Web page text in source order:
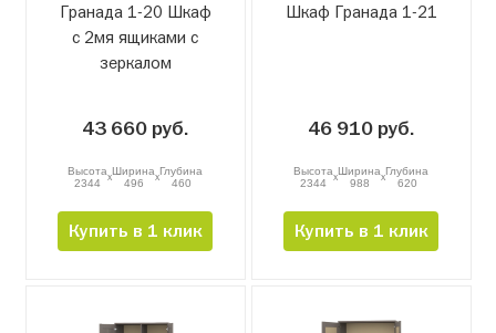
Гранада 1-20 Шкаф
с 2мя ящиками с
зеркалом
43 660 руб.
Высота
2344
xШирина
496
xГлубина
460
Купить в 1 клик
Шкаф Гранада 1-21
46 910 руб.
Высота
2344
xШирина
988
xГлубина
620
Купить в 1 клик